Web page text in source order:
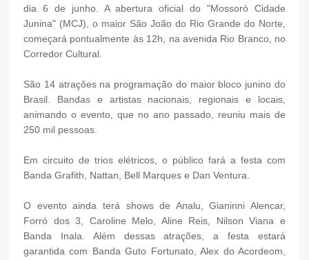
dia 6 de junho. A abertura oficial do "Mossoró Cidade
Junina" (MCJ), o maior São João do Rio Grande do Norte,
começará pontualmente às 12h, na avenida Rio Branco, no
Corredor Cultural.
São 14 atrações na programação do maior bloco junino do
Brasil. Bandas e artistas nacionais, regionais e locais,
animando o evento, que no ano passado, reuniu mais de
250 mil pessoas.
Em circuito de trios elétricos, o público fará a festa com
Banda Grafith, Nattan, Bell Marques e Dan Ventura.
O evento ainda terá shows de Analu, Gianinni Alencar,
Forró dos 3, Caroline Melo, Aline Reis, Nilson Viana e
Banda Inala. Além dessas atrações, a festa estará
garantida com Banda Guto Fortunato, Alex do Acordeom,